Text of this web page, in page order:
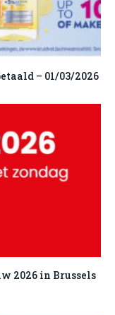
– 01/03/2026
2026 in Brussels